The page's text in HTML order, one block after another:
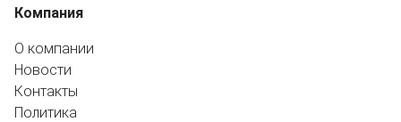
Компания
О компании
Новости
Контакты
Политика